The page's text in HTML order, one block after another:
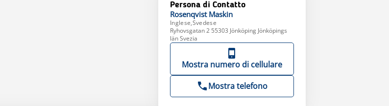
Persona di Contatto
Rosenqvist Maskin
Inglese,Svedese
Ryhovsgatan 2 55303 Jönköping Jönköpings
län Svezia
Mostra numero di cellulare
Mostra telefono